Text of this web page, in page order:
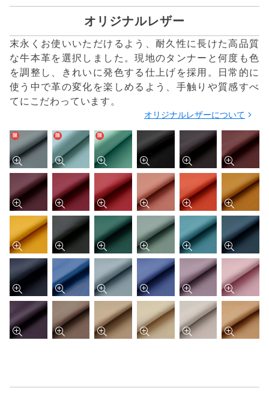
オリジナルレザー
末永くお使いいただけるよう、耐久性に長けた高品質
な牛本革を選択しました。現地のタンナーと何度も色
を調整し、きれいに発色する仕上げを採用。日常的に
使う中で革の変化を楽しめるよう、手触りや質感すべ
てにこだわっています。
オリジナルレザーについて
限 限 限